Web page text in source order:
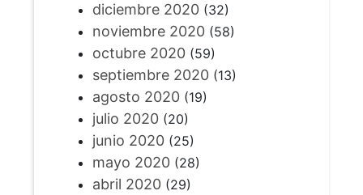
diciembre 2020(32)
noviembre 2020(58)
octubre 2020(59)
septiembre 2020(13)
agosto 2020(19)
julio 2020(20)
junio 2020(25)
mayo 2020(28)
abril 2020(29)